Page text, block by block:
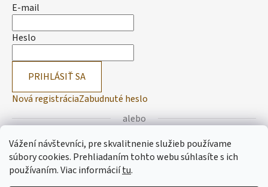
Vážení návštevníci, pre skvalitnenie služieb používame
súbory cookies. Prehliadaním tohto webu súhlasíte s ich
používaním.Viac informáciítu.
E-mail
Heslo
PRIHLÁSIŤ SA
Nová registráciaZabudnuté heslo
alebo
Prihlásiť sa cez Facebook
Prihlásiť sa cez Google